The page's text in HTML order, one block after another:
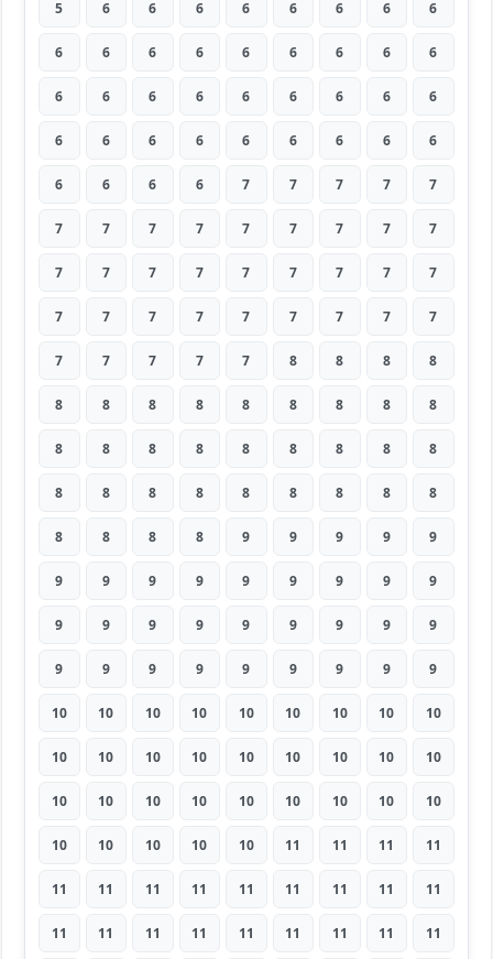
5 6 6 6 6 6 6 6 6
6 6 6 6 6 6 6 6 6
6 6 6 6 6 6 6 6 6
6 6 6 6 6 6 6 6 6
6 6 6 6 7 7 7 7 7
7 7 7 7 7 7 7 7 7
7 7 7 7 7 7 7 7 7
7 7 7 7 7 7 7 7 7
7 7 7 7 7 8 8 8 8
8 8 8 8 8 8 8 8 8
8 8 8 8 8 8 8 8 8
8 8 8 8 8 8 8 8 8
8 8 8 8 9 9 9 9 9
9 9 9 9 9 9 9 9 9
9 9 9 9 9 9 9 9 9
9 9 9 9 9 9 9 9 9
10 10 10 10 10 10 10 10 10
10 10 10 10 10 10 10 10 10
10 10 10 10 10 10 10 10 10
10 10 10 10 10 11 11 11 11
11 11 11 11 11 11 11 11 11
11 11 11 11 11 11 11 11 11